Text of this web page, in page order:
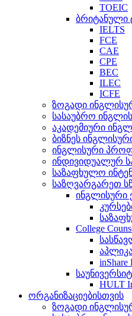
TOEIC
ბრიტანული
IELTS
FCE
CAE
CPE
BEC
ILEC
ICFE
ზოგადი
სასაუბრო
აკადემიური
ბიზნეს
ინგლისური
ინდივიდუალურ
საზაფხულო
საზღვარგარეთ
ინგლისური
College
HULT
ორგანიზაციებისთვის
ზოგადი